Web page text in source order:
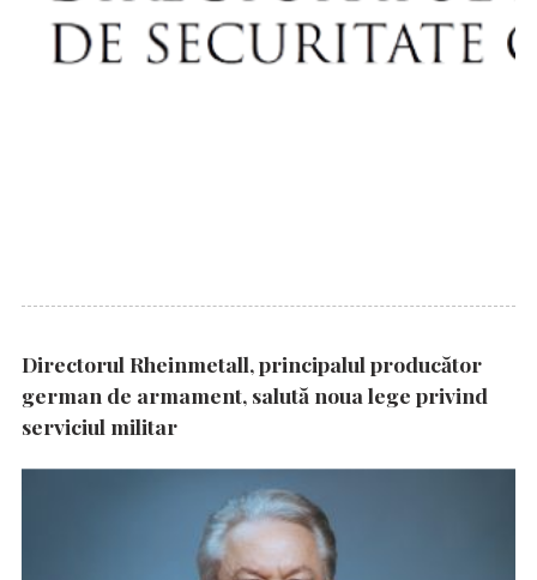
Directorul Rheinmetall, principalul producător
german de armament, salută noua lege privind
serviciul militar